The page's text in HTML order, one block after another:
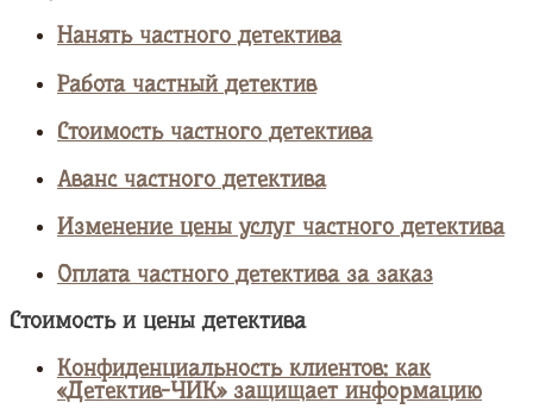
Нанять частного детектива
Работа частный детектив
Стоимость частного детектива
Аванс частного детектива
Изменение цены услуг частного детектива
Оплата частного детектива за заказ
Стоимость и цены детектива
Конфиденциальность клиентов: как
«Детектив-ЧИК» защищает информацию